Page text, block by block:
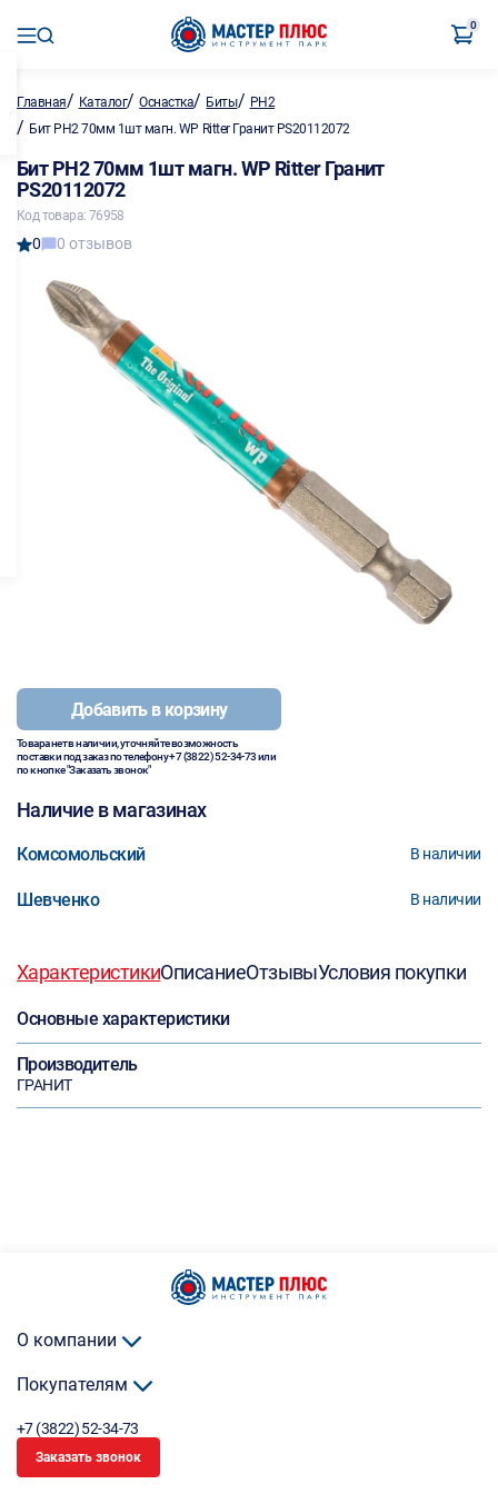
0
Главная/ Каталог/Оснастка/ Биты/ PH2
/ Бит PH2 70мм 1шт магн. WP Ritter Гранит PS20112072
Бит PH2 70мм 1шт магн. WP Ritter Гранит
PS20112072
Код товара: 76958
0 0 отзывов
Добавить в корзину
Товара нет в наличии, уточняйте возможность
поставки под заказ по телефону+7 (3822) 52-34-73или
по кнопке "Заказать звонок"
Наличие в магазинах
Комсомольский В наличии
Шевченко В наличии
ХарактеристикиОписаниеОтзывыУсловия покупки
Основные характеристики
Производитель
ГРАНИТ
О компании
Покупателям
+7 (3822) 52-34-73
Заказать звонок